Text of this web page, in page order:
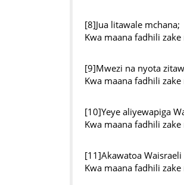
[8]Jua litawale mchana;
Kwa maana fadhili
[9]Mwezi na nyota
Kwa maana fadhili
[10]Yeye aliyewapiga
Kwa maana fadhili
[11]Akawatoa
Kwa maana fadhili